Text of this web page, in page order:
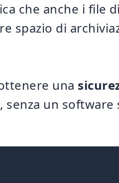
che anche i file
spazio di
una
senza un